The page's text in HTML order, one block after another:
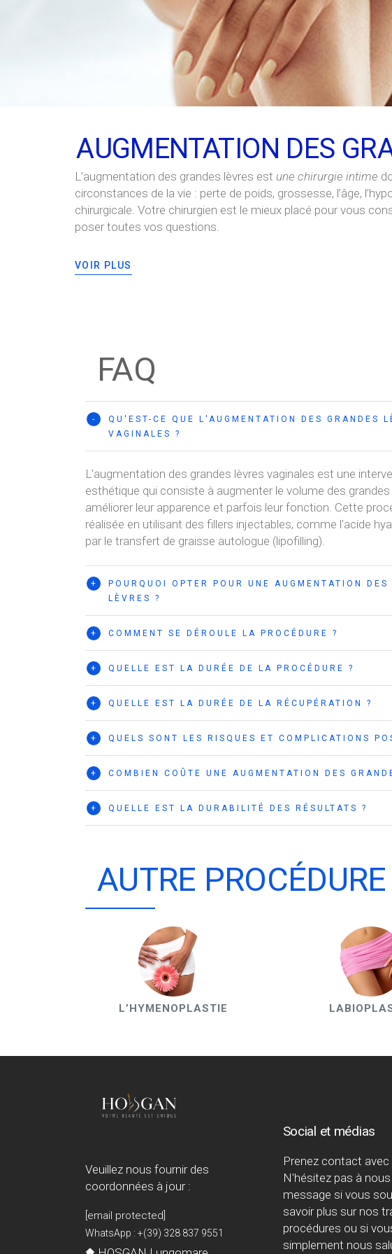
AUGMENTATION DES
L’augmentation des grandes lèvres est une chirurgie intime
circonstances de la vie : perte de poids, grossesse, l’âge,
chirurgicale. Votre chirurgien est le mieux placé pour vous
poser toutes vos questions.
VOIR PLUS
FAQ
-
QU'EST-CE QUE L'AUGMENTATION DES GRANDES
VAGINALES ?
L'augmentation des grandes lèvres vaginales est une
esthétique qui consiste à augmenter le volume des
améliorer leur apparence et parfois leur fonction. Cette
réalisée en utilisant des fillers injectables, comme l'acide
par le transfert de graisse autologue (lipofilling).
+
POURQUOI OPTER POUR UNE AUGMENTATION DES
LÈVRES ?
+ COMMENT SE DÉROULE LA PROCÉDURE ?
+ QUELLE EST LA DURÉE DE LA PROCÉDURE ?
+ QUELLE EST LA DURÉE DE LA RÉCUPÉRATION ?
+ QUELS SONT LES RISQUES ET COMPLICATIONS
+ COMBIEN COÛTE UNE AUGMENTATION DES
+ QUELLE EST LA DURABILITÉ DES RÉSULTATS ?
AUTRE
L’HYMENOPLASTIE
Veuillez nous fournir des
coordonnées à jour :
[email protected]
WhatsApp : +(39) 328 837 9551
Social et médias
Prenez contact avec
N'hésitez pas à
message si vous
savoir plus sur nos
procédures ou si
simplement nous